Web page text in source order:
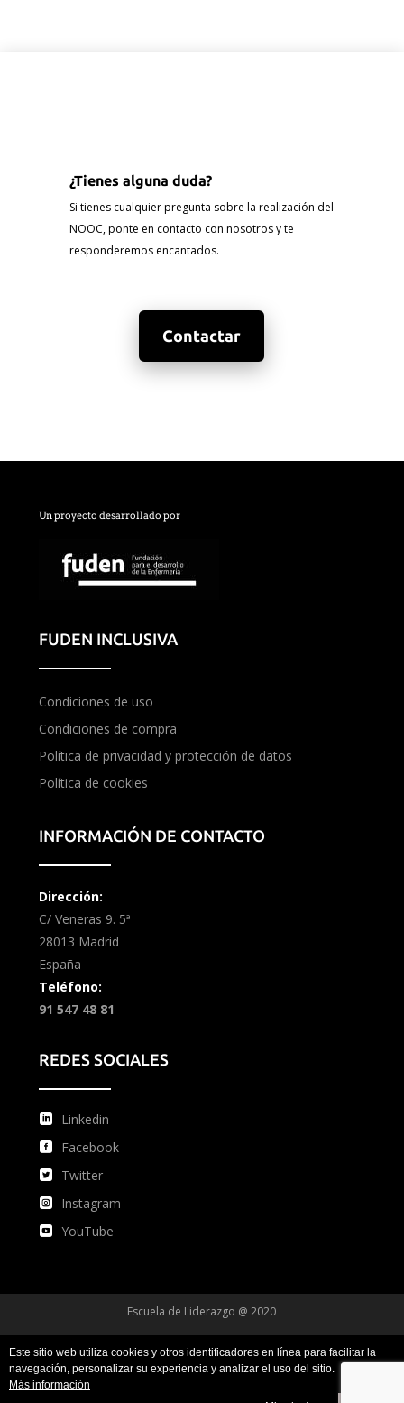
Este sitio web utiliza cookies y otros identificadores en línea para facilitar la
navegación, personalizar su experiencia y analizar el uso del sitio.
Más información
¿Tienes alguna duda?
Si tienes cualquier pregunta sobre la realización del
NOOC, ponte en contacto con nosotros y te
responderemos encantados.
Contactar
Un proyecto desarrollado por
FUDEN INCLUSIVA
Condiciones de uso
Condiciones de compra
Política de privacidad y protección de datos
Política de cookies
INFORMACIÓN DE CONTACTO
Dirección:
C/ Veneras 9. 5ª
28013 Madrid
España
Teléfono:
91 547 48 81
REDES SOCIALES
Linkedin
Facebook
Twitter
Instagram
YouTube
Escuela de Liderazgo @ 2020
Condiciones de uso
Condiciones de compra
Política de privacidad y protección de datos